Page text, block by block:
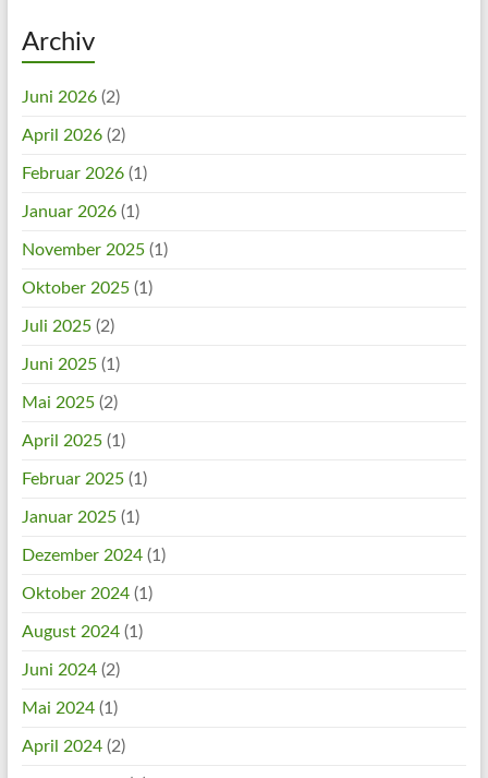
Archiv
Juni 2026(2)
April 2026(2)
Februar 2026(1)
Januar 2026(1)
November 2025(1)
Oktober 2025(1)
Juli 2025(2)
Juni 2025(1)
Mai 2025(2)
April 2025(1)
Februar 2025(1)
Januar 2025(1)
Dezember 2024(1)
Oktober 2024(1)
August 2024(1)
Juni 2024(2)
Mai 2024(1)
April 2024(2)